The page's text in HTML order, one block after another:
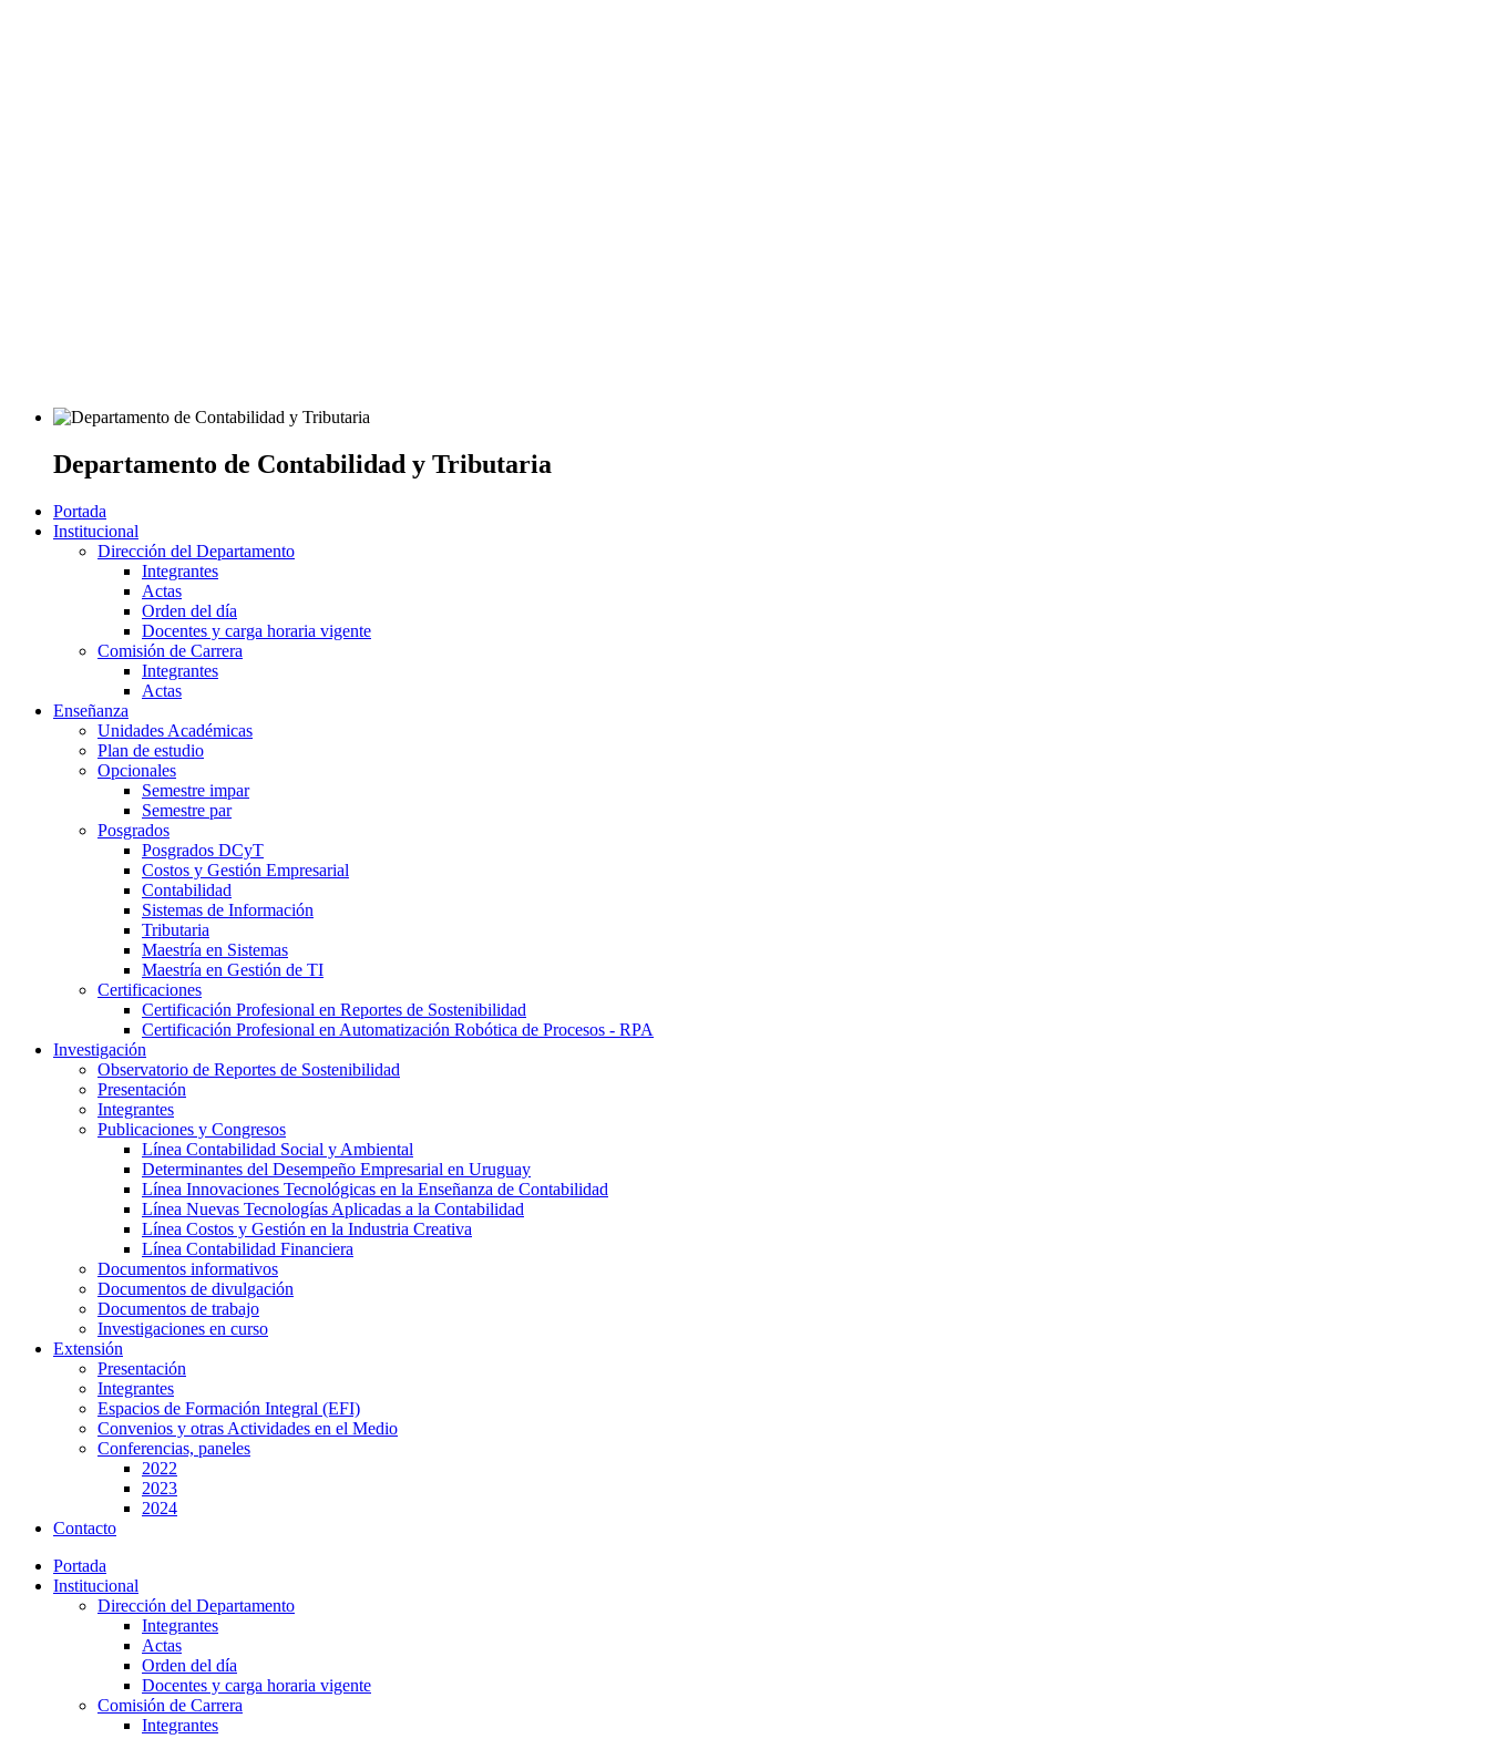
Departamento de Contabilidad y Tributaria
Portada
Institucional
Dirección del Departamento
Integrantes
Actas
Orden del día
Docentes y carga horaria vigente
Comisión de Carrera
Integrantes
Actas
Enseñanza
Unidades Académicas
Plan de estudio
Opcionales
Semestre impar
Semestre par
Posgrados
Posgrados DCyT
Costos y Gestión Empresarial
Contabilidad
Sistemas de Información
Tributaria
Maestría en Sistemas
Maestría en Gestión de TI
Certificaciones
Certificación Profesional en Reportes de Sostenibilidad
Certificación Profesional en Automatización Robótica de Procesos - RPA
Investigación
Observatorio de Reportes de Sostenibilidad
Presentación
Integrantes
Publicaciones y Congresos
Línea Contabilidad Social y Ambiental
Determinantes del Desempeño Empresarial en Uruguay
Línea Innovaciones Tecnológicas en la Enseñanza de Contabilidad
Línea Nuevas Tecnologías Aplicadas a la Contabilidad
Línea Costos y Gestión en la Industria Creativa
Línea Contabilidad Financiera
Documentos informativos
Documentos de divulgación
Documentos de trabajo
Investigaciones en curso
Extensión
Presentación
Integrantes
Espacios de Formación Integral (EFI)
Convenios y otras Actividades en el Medio
Conferencias, paneles
2022
2023
2024
Contacto
Portada
Institucional
Dirección del Departamento
Integrantes
Actas
Orden del día
Docentes y carga horaria vigente
Comisión de Carrera
Integrantes